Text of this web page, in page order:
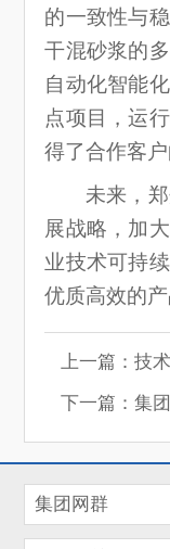
的一致性与
干混砂浆的
自动化智能
点项目，运
得了合作客
未来，郑
展战略，加
业技术可持
优质高效的产
集团网群